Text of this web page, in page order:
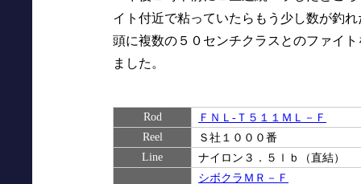
イト付近で粘っていたらもう少し数が釣
頭に複数の５０センチクラスとのファイ
ました。
Rod
ＦＮＬ‐Ｔ５１１ＭＬ－Ｆ
Reel
Ｓ社１０００番
Line
ナイロン３．５ｌｂ（直結）
シボクラＭＲ－Ｆ